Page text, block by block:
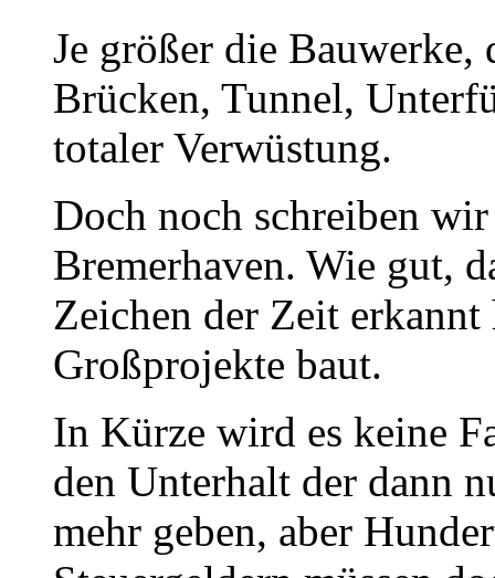
Je größer die
Brücken, Tunnel,
totaler Verwüstung.
Doch noch schreiben
Bremerhaven. Wie gut,
Zeichen der Zeit
Großprojekte baut.
In Kürze wird es keine
den Unterhalt der dann
mehr geben, aber